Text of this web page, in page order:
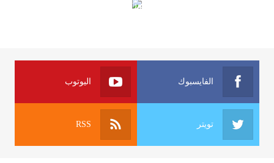
الهياكل الخاضعة لقانون النفاذ إلى المعلومة
الفايسبوك اليوتوب
تويتر RSS